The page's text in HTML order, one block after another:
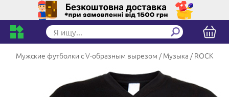
Мужские футболки с V-образным вырезом Музыка ROCK